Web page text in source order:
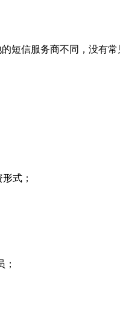
短信服务商不同，没有
式；